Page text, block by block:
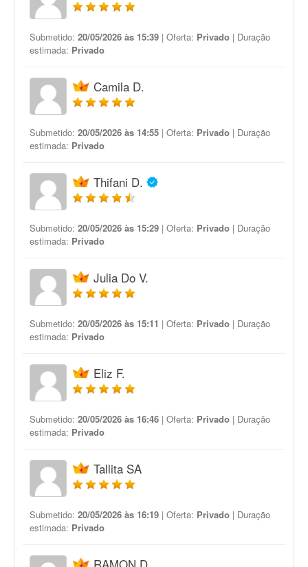
Submetido: 20/05/2026 às 15:39 | Oferta: Privado | Duração
estimada: Privado
Camila D.
Submetido: 20/05/2026 às 14:55 | Oferta: Privado | Duração
estimada: Privado
Thifani D.
Submetido: 20/05/2026 às 15:29 | Oferta: Privado | Duração
estimada: Privado
Julia Do V.
Submetido: 20/05/2026 às 15:11 | Oferta: Privado | Duração
estimada: Privado
Eliz F.
Submetido: 20/05/2026 às 16:46 | Oferta: Privado | Duração
estimada: Privado
Tallita SA
Submetido: 20/05/2026 às 16:19 | Oferta: Privado | Duração
estimada: Privado